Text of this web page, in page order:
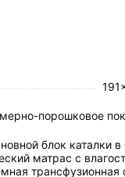
колесо
порошковое
блок каталки в
матрас с
трансфузионная